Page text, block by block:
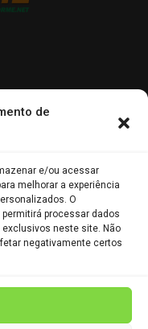
de
e/ou acessar
melhorar a experiência
O
processar dados
neste site. Não
negativamente certos
marketing e